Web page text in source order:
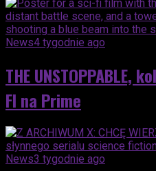
News4 tygodnie ago
THE UNSTOPPABLE,
FI na Prime
News3 tygodnie ago